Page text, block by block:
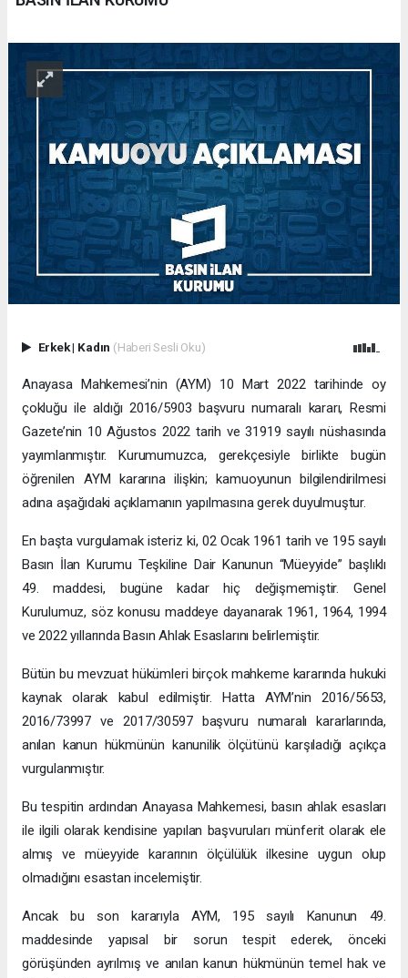
Erkek| Kadın (Haberi Sesli Oku)
Anayasa Mahkemesi’nin (AYM) 10 Mart 2022 tarihinde oy
çokluğu ile aldığı 2016/5903 başvuru numaralı kararı, Resmi
Gazete’nin 10 Ağustos 2022 tarih ve 31919 sayılı nüshasında
yayımlanmıştır. Kurumumuzca, gerekçesiyle birlikte bugün
öğrenilen AYM kararına ilişkin; kamuoyunun bilgilendirilmesi
adına aşağıdaki açıklamanın yapılmasına gerek duyulmuştur.
En başta vurgulamak isteriz ki, 02 Ocak 1961 tarih ve 195 sayılı
Basın İlan Kurumu Teşkiline Dair Kanunun “Müeyyide” başlıklı
49. maddesi, bugüne kadar hiç değişmemiştir. Genel
Kurulumuz, söz konusu maddeye dayanarak 1961, 1964, 1994
ve 2022 yıllarında Basın Ahlak Esaslarını belirlemiştir.
Bütün bu mevzuat hükümleri birçok mahkeme kararında hukuki
kaynak olarak kabul edilmiştir. Hatta AYM’nin 2016/5653,
2016/73997 ve 2017/30597 başvuru numaralı kararlarında,
anılan kanun hükmünün kanunilik ölçütünü karşıladığı açıkça
vurgulanmıştır.
Bu tespitin ardından Anayasa Mahkemesi, basın ahlak esasları
ile ilgili olarak kendisine yapılan başvuruları münferit olarak ele
almış ve müeyyide kararının ölçülülük ilkesine uygun olup
olmadığını esastan incelemiştir.
Ancak bu son kararıyla AYM, 195 sayılı Kanunun 49.
maddesinde yapısal bir sorun tespit ederek, önceki
görüşünden ayrılmış ve anılan kanun hükmünün temel hak ve